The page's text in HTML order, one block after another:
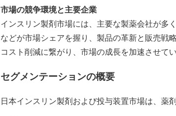
市場の競争環境と主要企業
インスリン製剤市場には、主要な製薬会社が多
などが市場シェアを握り、製品の革新と販売戦
コスト削減に繋がり、市場の成長を加速させてい
セグメンテーションの概要
日本インスリン製剤および投与装置市場は、薬